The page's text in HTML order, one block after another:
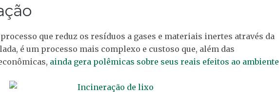
que reduz os resíduos a gases e materiais inertes através da
é um processo mais complexo e custoso que, além das
ainda gera polêmicas sobre seus reais efeitos ao ambiente